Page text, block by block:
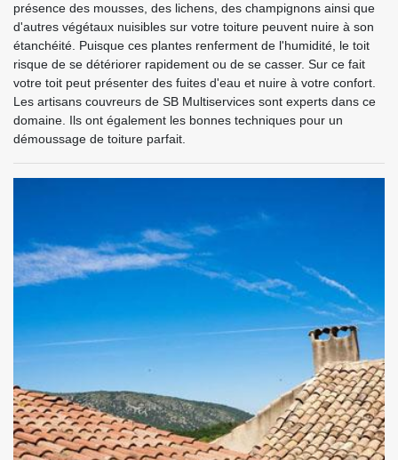
présence des mousses, des lichens, des champignons ainsi que
d'autres végétaux nuisibles sur votre toiture peuvent nuire à son
étanchéité. Puisque ces plantes renferment de l'humidité, le toit
risque de se détériorer rapidement ou de se casser. Sur ce fait
votre toit peut présenter des fuites d'eau et nuire à votre confort.
Les artisans couvreurs de SB Multiservices sont experts dans ce
domaine. Ils ont également les bonnes techniques pour un
démoussage de toiture parfait.